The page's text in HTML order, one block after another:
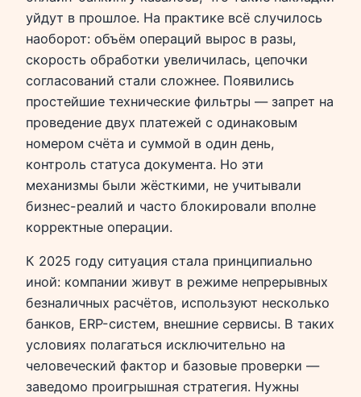
уйдут в прошлое. На практике всё случилось
наоборот: объём операций вырос в разы,
скорость обработки увеличилась, цепочки
согласований стали сложнее. Появились
простейшие технические фильтры — запрет на
проведение двух платежей с одинаковым
номером счёта и суммой в один день,
контроль статуса документа. Но эти
механизмы были жёсткими, не учитывали
бизнес-реалий и часто блокировали вполне
корректные операции.
К 2025 году ситуация стала принципиально
иной: компании живут в режиме непрерывных
безналичных расчётов, используют несколько
банков, ERP-систем, внешние сервисы. В таких
условиях полагаться исключительно на
человеческий фактор и базовые проверки —
заведомо проигрышная стратегия. Нужны